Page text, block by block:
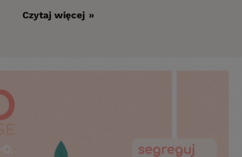
Czytaj więcej »